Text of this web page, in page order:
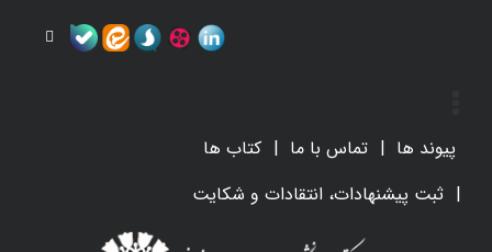
پیوند ها تماس با ما
کتاب ها
ثبت پیشنهادات، انتقادات و شکایت